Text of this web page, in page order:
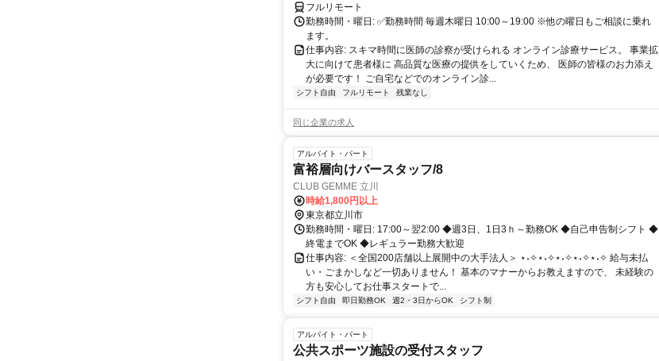
フルリモート
勤務時間・曜日: ✅勤務時間 毎週木曜日 10:00～19:00 ※他の曜日もご相談に乗れ
ます。
仕事内容: スキマ時間に医師の診察が受けられる オンライン診療サービス。 事業拡
大に向けて患者様に 高品質な医療の提供をしていくため、 医師の皆様のお力添え
が必要です！ ご自宅などでのオンライン診...
シフト自由 フルリモート 残業なし
同じ企業の求人
アルバイト・パート
富裕層向けバースタッフ/8
CLUB GEMME 立川
時給1,800円以上
東京都立川市
勤務時間・曜日: 17:00～翌2:00 ◆週3日、1日3ｈ～勤務OK ◆自己申告制シフト ◆
終電までOK ◆レギュラー勤務大歓迎
仕事内容: ＜全国200店舗以上展開中の大手法人＞ ⋆˖✧⋆˖✧⋆˖✧⋆˖✧⋆˖✧ 給与未払
い・ごまかしなど一切ありません！ 基本のマナーからお教えますので、 未経験の
方も安心してお仕事スタートで...
シフト自由 即日勤務OK 週2・3日からOK シフト制
アルバイト・パート
公共スポーツ施設の受付スタッフ